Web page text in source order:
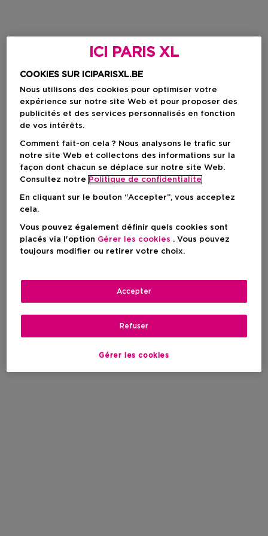
ICI PARIS XL
COOKIES SUR ICIPARISXL.BE
Nous utilisons des cookies pour optimiser votre
expérience sur notre site Web et pour proposer des
publicités et des services personnalisés en fonction
de vos intérêts.
Comment fait-on cela ? Nous analysons le trafic sur
notre site Web et collectons des informations sur la
façon dont chacun se déplace sur notre site Web.
Consultez notre Politique de confidentialite
En cliquant sur le bouton “Accepter”, vous acceptez
cela.
Vous pouvez également définir quels cookies sont
placés via l'option Gérer les cookies . Vous pouvez
toujours modifier ou retirer votre choix.
Gérer les cookies
Refuser
Accepter